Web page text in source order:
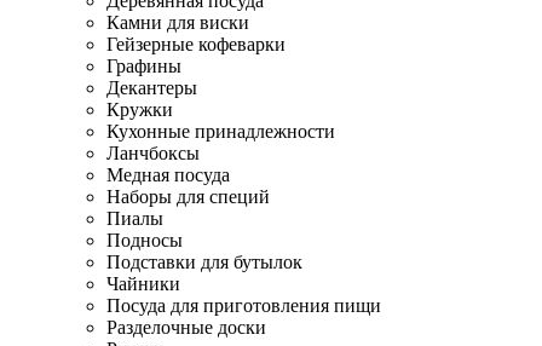
Камни для виски
Гейзерные кофеварки
Графины
Декантеры
Кружки
Кухонные принадлежности
Ланчбоксы
Медная посуда
Наборы для специй
Пиалы
Подносы
Подставки для бутылок
Чайники
Посуда для приготовления пищи
Разделочные доски